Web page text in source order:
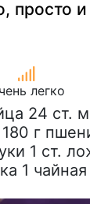
просто и
легко
24 ст.
г
1 ст.
1